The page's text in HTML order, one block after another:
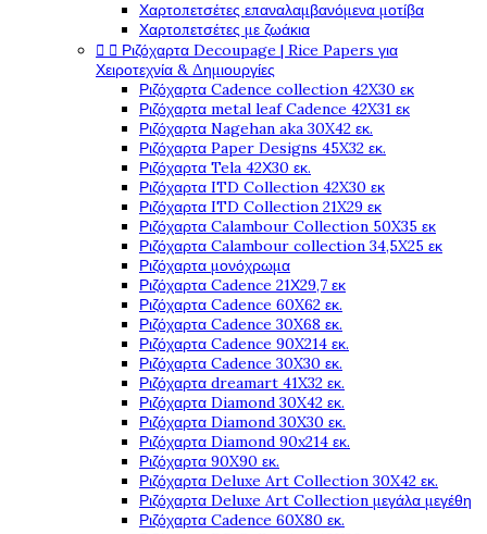
Χαρτοπετσέτες επαναλαμβανόμενα μοτίβα
Χαρτοπετσέτες με ζωάκια
  Ριζόχαρτα Decoupage | Rice Papers για
Χειροτεχνία & Δημιουργίες
Ριζόχαρτα Cadence collection 42X30 εκ
Ριζόχαρτα metal leaf Cadence 42X31 εκ
Ριζόχαρτα Nagehan aka 30X42 εκ.
Ριζόχαρτα Paper Designs 45X32 εκ.
Ριζόχαρτα Tela 42Χ30 εκ.
Ριζόχαρτα ITD Collection 42X30 εκ
Ριζόχαρτα ITD Collection 21X29 εκ
Ριζόχαρτα Calambour Collection 50X35 εκ
Ριζόχαρτα Calambour collection 34,5X25 εκ
Ριζόχαρτα μονόχρωμα
Ριζόχαρτα Cadence 21Χ29,7 εκ
Ριζόχαρτα Cadence 60X62 εκ.
Ριζόχαρτα Cadence 30X68 εκ.
Ριζόχαρτα Cadence 90X214 εκ.
Ριζόχαρτα Cadence 30X30 εκ.
Ριζόχαρτα dreamart 41X32 εκ.
Ριζόχαρτα Diamond 30X42 εκ.
Ριζόχαρτα Diamond 30X30 εκ.
Ριζόχαρτα Diamond 90x214 εκ.
Ριζόχαρτα 90X90 εκ.
Ριζόχαρτα Deluxe Art Collection 30X42 εκ.
Ριζόχαρτα Deluxe Art Collection μεγάλα μεγέθη
Ριζόχαρτα Cadence 60X80 εκ.